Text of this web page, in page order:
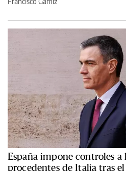
España impone controles a
procedentes de Italia tras